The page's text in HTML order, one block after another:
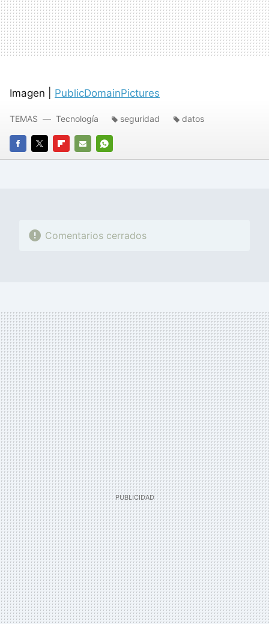
Imagen | PublicDomainPictures
FACEBOOK
TWITTERFLIPBOARD
E-
WHATSAPP
TEMAS Tecnología seguridad datos
Comentarios cerrados